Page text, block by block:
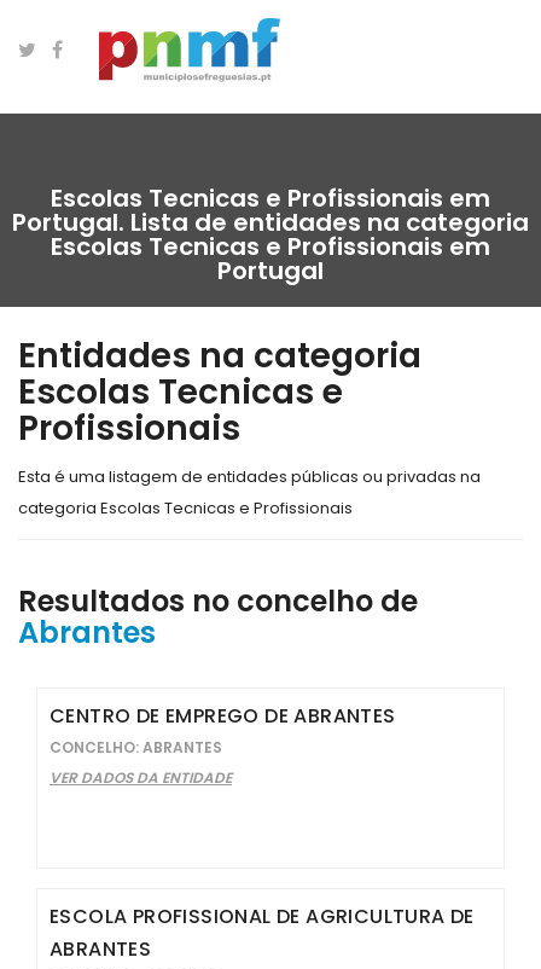
Escolas Tecnicas e Profissionais em
Portugal. Lista de entidades na categoria
Escolas Tecnicas e Profissionais em
Portugal
Entidades na categoria
Escolas Tecnicas e
Profissionais
Esta é uma listagem de entidades públicas ou privadas na
categoria Escolas Tecnicas e Profissionais
Resultados no concelho de
Abrantes
CENTRO DE EMPREGO DE ABRANTES
CONCELHO: ABRANTES
VER DADOS DA ENTIDADE
ESCOLA PROFISSIONAL DE AGRICULTURA DE
ABRANTES